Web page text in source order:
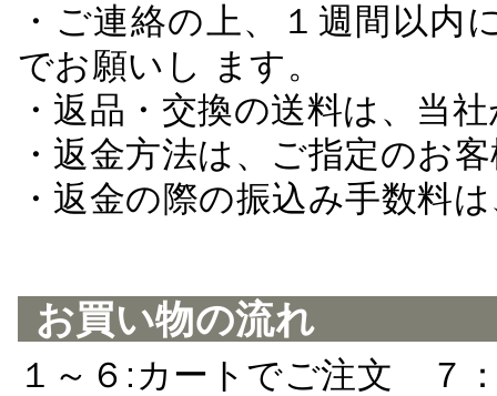
・ご連絡の上、１週間以
でお願いし ます。
・返品・交換の送料は、当
・返金方法は、ご指定のお
・返金の際の振込み手数料
お買い物の流れ
１～６:カートでご注文 ７